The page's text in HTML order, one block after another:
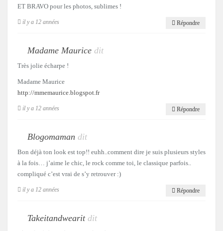
ET BRAVO pour les photos, sublimes !
il y a 12 années Répondre
Madame Maurice dit
Très jolie écharpe !
Madame Maurice
http://mmemaurice.blogspot.fr
il y a 12 années Répondre
Blogomaman dit
Bon déjà ton look est top!! euhh..comment dire je suis plusieurs styles
à la fois… j’aime le chic, le rock comme toi, le classique parfois..
compliqué c’est vrai de s’y retrouver :)
il y a 12 années Répondre
Takeitandwearit dit